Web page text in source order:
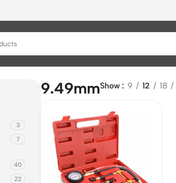
3
7
40
22
9.49mmShow 9 12 18